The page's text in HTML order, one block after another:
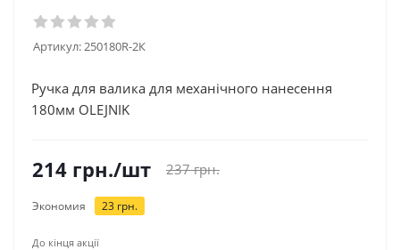
Артикул:250180R-2К
Ручка для валика для механічного нанесення
180мм OLEJNIK
214 грн./шт 237грн.
Экономия 23 грн.
До кінця акції